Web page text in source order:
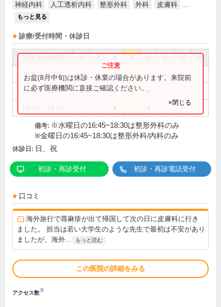
神経内科
人工透析内科 整形外科 外科 皮膚科
もっと見る
診療/受付時間・休診日
祝
8:30～11:30 ● ● ● ● ●
12:30～16:30 ● ● ● ●
お盆(8月中旬)は休診・休業の場合があります。来院前
に必ず医療機関に直接ご確認ください。
×閉じる
備考: ※水曜日の16:45~18:30は整形外科のみ
※金曜日の16:45~18:30は整形外科/内科のみ
休診日: 日、祝
初診・再診受付 初診・再診電話受付
口コミ
海外旅行で蕁麻疹が出て帰国して次の日に皮膚科に行き
ました。 担当は若い大学生のような先生で最初は不安があり
ましたが、海外...
もっと読む
この医院の詳細をみる
アクセス数※